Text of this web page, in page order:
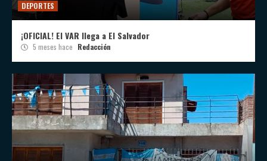
DEPORTES
¡OFICIAL! El VAR llega a El Salvador
5 meses hace Redacción